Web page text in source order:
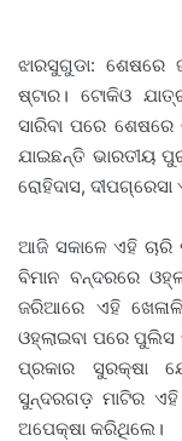
ଝାରସୁଗୁଡା:
ଷ୍ଟାର। ଟୋକିଓ
ସାରିବା ପରେ
ଯାଇଛନ୍ତି ଭାରତୀୟ
ରୋହିଦାସ,
ଆଜି ସକାଳେ ଏହି ଚାରି
ବିମାନ ବନ୍ଦରରେ
ଜରିଆରେ ଏହି
ଓହ୍ଲାଇବା ପରେ ପୁଲିସ
ପ୍ରକାର ସୁରକ୍ଷା
ସୁନ୍ଦରଗଡ଼ ମାଟିର
ଅପେକ୍ଷା କରିଥିଲେ।